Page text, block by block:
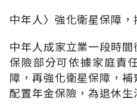
中年人〉強化衛星保障
中年人成家立業一段時間
保險部分可依據家庭責
障，再強化衛星保障，
配置年金保險，為退休生